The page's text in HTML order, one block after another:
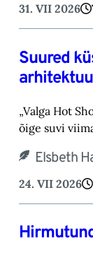
31. VII 2026
Suured
„Valga Hot
õige suvi
Elsbeth
24. VII 2026